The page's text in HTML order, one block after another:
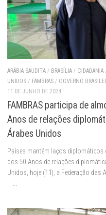
ARÁBIA SAUDITA / BRASÍLIA / CIDADANIA
UNIDOS / FAMBRAS / GOVERNO
11 DE JUNHO DE 2024
FAMBRAS participa de
Anos de relações
Árabes Unidos
Países mantém laços diplomáticos
dos 50 Anos de relações
Unidos, hoje (11), a Federação das
–...